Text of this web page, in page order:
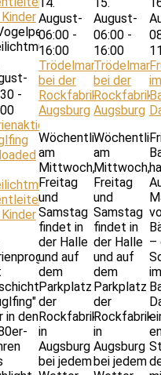
-
in den
August-
06:00 -
16:00
Trödelmarkt
bei der
Rockfabrik
Augsburg
Wöchentlich
am
Mittwoch,
Freitag
und
Samstag
findet in
der Halle
und auf
dem
Parkplatz
der
Rockfabrik
in
Augsburg
bei jedem
August-
06:00 -
16:00
bei der
Rockfabrik
Augsburg
am
Mittwoch,
Freitag
und
Samstag
findet in
der Halle
und auf
dem
Parkplatz
der
Rockfabrik
in
Augsburg
bei jedem
im
–
im